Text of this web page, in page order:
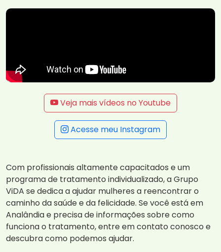
Veja mais vídeos no Youtube
Acesse meu Instagram
Com profissionais altamente capacitados e um
programa de tratamento individualizado, a Grupo
ViDA se dedica a ajudar mulheres a reencontrar o
caminho da saúde e da felicidade. Se você está em
Analândia e precisa de informações sobre como
funciona o tratamento, entre em contato conosco e
descubra como podemos ajudar.